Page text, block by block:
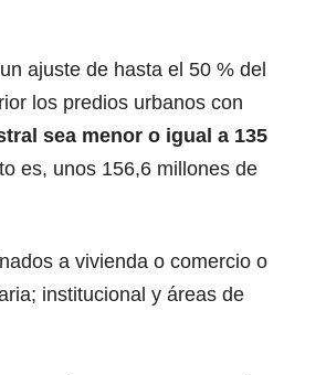
ajuste de hasta el 50 % del
los predios urbanos con
sea menor o igual a 135
es, unos 156,6 millones de
a vivienda o comercio o
institucional y áreas de